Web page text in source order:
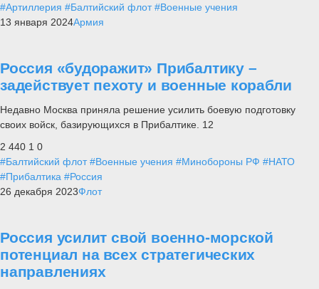
#Артиллерия #Балтийский флот #Военные учения
13 января 2024Армия
Россия «будоражит» Прибалтику –
задействует пехоту и военные корабли
Недавно Москва приняла решение усилить боевую подготовку
своих войск, базирующихся в Прибалтике. 12
2 440 1 0
#Балтийский флот #Военные учения #Минобороны РФ #НАТО
#Прибалтика #Россия
26 декабря 2023Флот
Россия усилит свой военно-морской
потенциал на всех стратегических
направлениях